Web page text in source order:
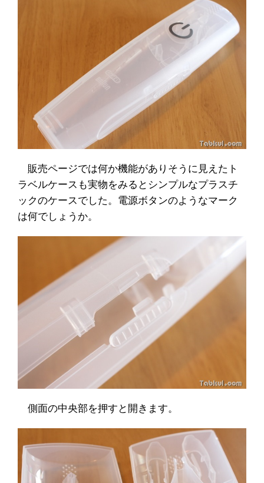
販売ページでは何か機能がありそうに見えたト
ラベルケースも実物をみるとシンプルなプラスチ
ックのケースでした。電源ボタンのようなマーク
は何でしょうか。
側面の中央部を押すと開きます。